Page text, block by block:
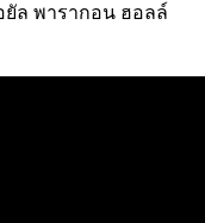
ยัล พารากอน ฮอลล์